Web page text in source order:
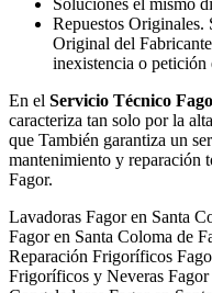
Soluciones el mismo
Repuestos Originales.
Original del
inexistencia o petición
En el Servicio Técnico
caracteriza tan solo por la
que También garantiza un
mantenimiento y reparación
Fagor.
Lavadoras Fagor en Santa
Fagor en Santa Coloma de
Reparación Frigoríficos
Frigoríficos y Neveras Fagor